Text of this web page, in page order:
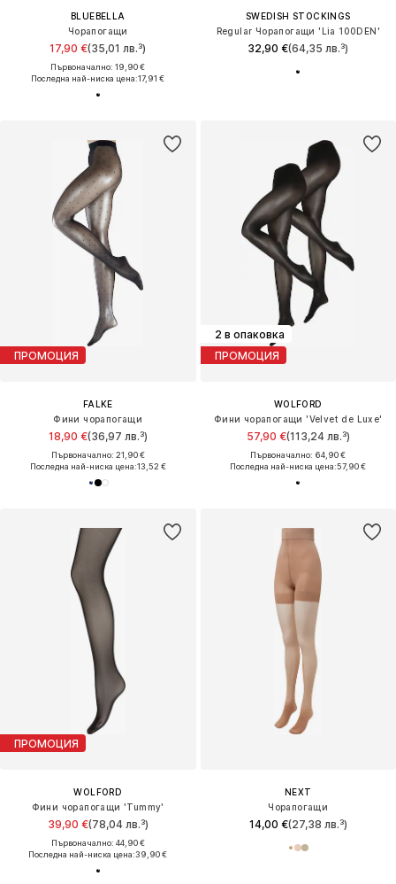
BLUEBELLA
Чорапогащи
17,90 €(35,01 лв.³)
Първоначално: 19,90 €
Последна най-ниска цена:17,91 €
SWEDISH STOCKINGS
Regular Чорапогащи 'Lia 100DEN'
32,90 €(64,35 лв.³)
ПРОМОЦИЯ
FALKE
Фини чорапогащи
18,90 €(36,97 лв.³)
Първоначално: 21,90 €
Последна най-ниска цена:13,52 €
2 в опаковка
ПРОМОЦИЯ
WOLFORD
Фини чорапогащи 'Velvet de Luxe'
57,90 €(113,24 лв.³)
Първоначално: 64,90 €
Последна най-ниска цена:57,90 €
ПРОМОЦИЯ
WOLFORD
Фини чорапогащи 'Tummy'
39,90 €(78,04 лв.³)
Първоначално: 44,90 €
Последна най-ниска цена:39,90 €
NEXT
Чорапогащи
14,00 €(27,38 лв.³)